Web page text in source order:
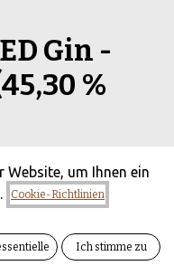
Gin -
%
– sylter Pot-Still-
gereift. Dunkle
Website, um Ihnen ein
Cookie-Richtlinien
Ich stimme zu